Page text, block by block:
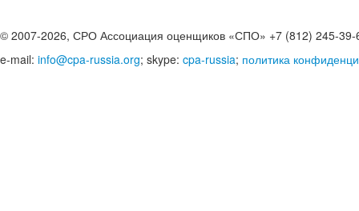
© 2007-2026, СРО Ассоциация оценщиков «СПО» +7 (812) 245-39-
e-mail: info@cpa-russia.org; skype: cpa-russia; политика